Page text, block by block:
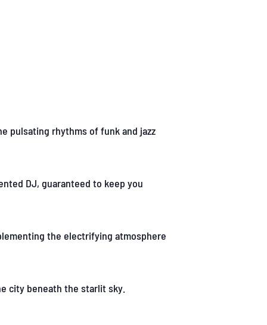
pulsating rhythms of funk and jazz
DJ, guaranteed to keep you
the electrifying atmosphere
city beneath the starlit sky.